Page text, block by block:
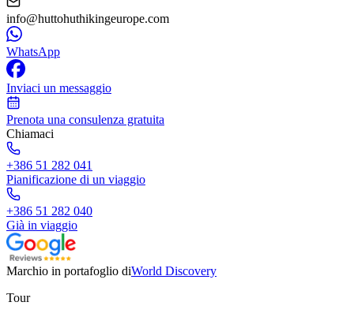
info@huttohuthikingeurope.com
WhatsApp
Inviaci un messaggio
Prenota una consulenza gratuita
Chiamaci
+386 51 282 041
Pianificazione di un viaggio
+386 51 282 040
Già in viaggio
Marchio in portafoglio diWorld Discovery
Tour